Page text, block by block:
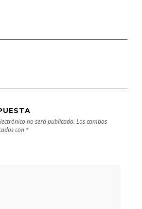
no será publicada. Los campos
con *